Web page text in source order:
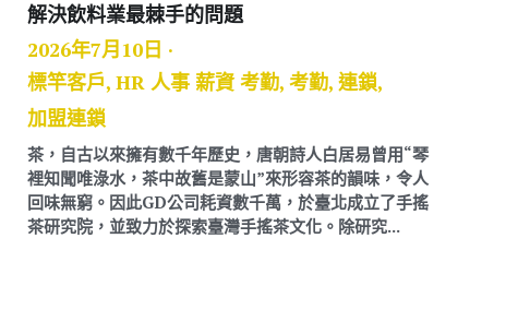
解決飲料業最棘手的問題
2026年7月10日 ·
標竿客戶, HR 人事 薪資 考勤, 考勤, 連鎖,
加盟連鎖
茶，自古以來擁有數千年歷史，唐朝詩人白居易曾用“琴
裡知聞唯淥水，茶中故舊是蒙山”來形容茶的韻味，令人
回味無窮。因此GD公司耗資數千萬，於臺北成立了手搖
茶研究院，並致力於探索臺灣手搖茶文化。除研究...